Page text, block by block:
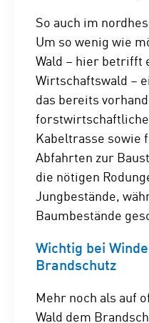
So auch im
Um so wenig wie
Wald – hier betrifft
Wirtschaftswald –
das bereits
Kabeltrasse sowie
Abfahrten zur
die nötigen
Jungbestände,
Baumbestände
Wichtig bei
Brandschutz
Mehr noch als auf
Wald dem